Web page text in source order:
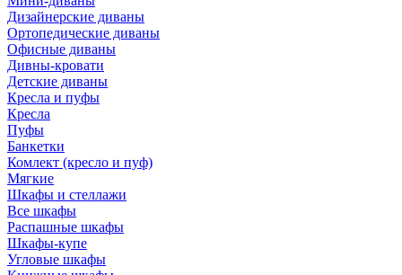
Дизайнерские диваны
Ортопедические диваны
Офисные диваны
Дивны-кровати
Детские диваны
Кресла и пуфы
Кресла
Пуфы
Банкетки
Комлект (кресло и пуф)
Мягкие
Шкафы и стеллажи
Все шкафы
Распашные шкафы
Шкафы-купе
Угловые шкафы